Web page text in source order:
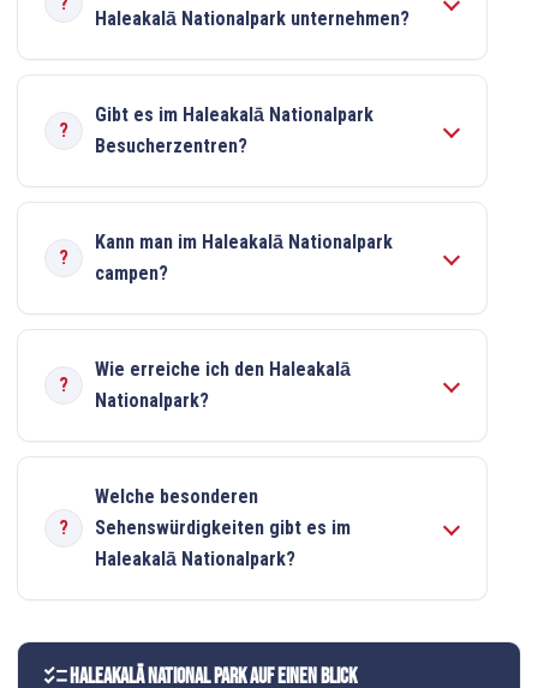
Haleakalā Nationalpark unternehmen?
Gibt es im Haleakalā Nationalpark
Besucherzentren?
Kann man im Haleakalā Nationalpark
campen?
Wie erreiche ich den Haleakalā
Nationalpark?
Welche besonderen
Sehenswürdigkeiten gibt es im
Haleakalā Nationalpark?
checklistHaleakalā National Park auf einen Blick